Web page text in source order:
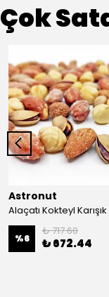
Çok
Astronut
%6
₺ 717.60
₺ 672.44